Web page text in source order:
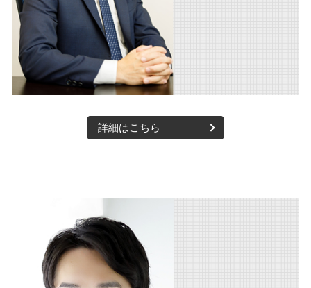
企業法務 大阪市 弁護士
企業法務 西宮市 弁護士
医療法人 西宮市 弁護士
内部通報 大阪市 弁護士
詳細はこちら